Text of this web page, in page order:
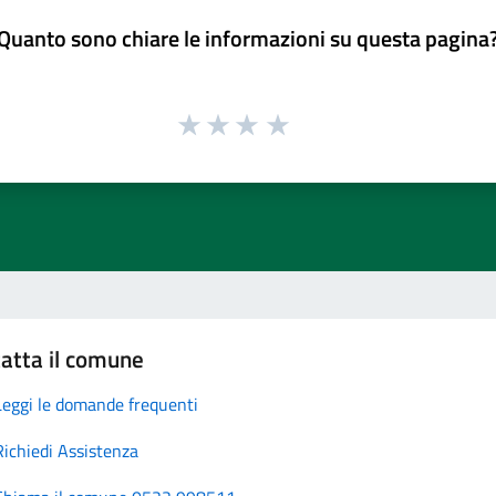
sono chiare le informazioni su questa
il comune
le domande frequenti
Assistenza